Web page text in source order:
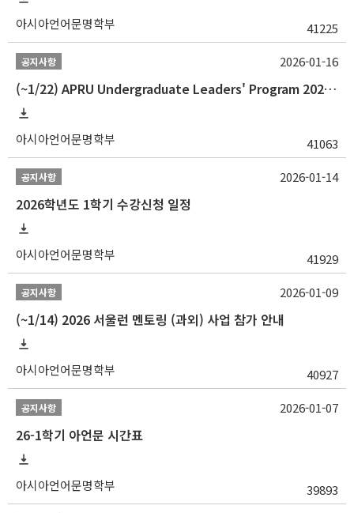
아시아언어문명학부 41225
공지사항
(~1/22) APRU Undergraduate Leaders' Program 2026 프로그램 참가자 모집
아시아언어문명학부 41063
2026-01-16
공지사항
2026학년도 1학기 수강신청 일정
아시아언어문명학부 41929
2026-01-14
공지사항
(~1/14) 2026 서울런 멘토링 (과외) 사업 참가 안내
아시아언어문명학부 40927
2026-01-09
공지사항
26-1학기 아언문 시간표
아시아언어문명학부 39893
2026-01-07